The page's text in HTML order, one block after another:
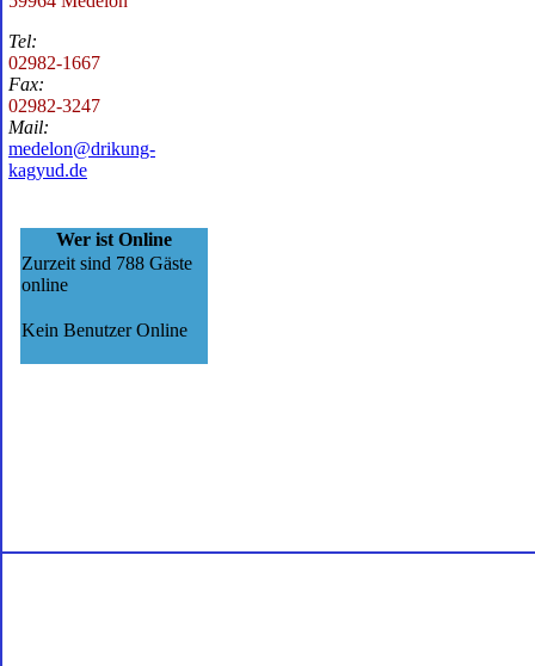
Tel:
02982-1667
Fax:
02982-3247
Mail:
medelon@drikung-
kagyud.de
Wer ist Online
Zurzeit sind 788 Gäste
online
Kein Benutzer Online